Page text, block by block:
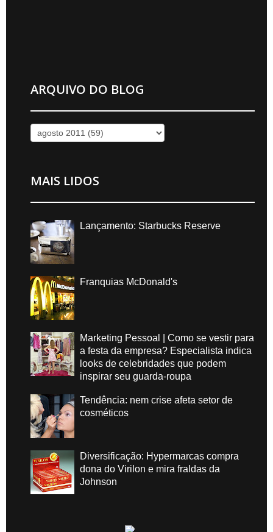
ARQUIVO DO BLOG
MAIS LIDOS
Lançamento: Starbucks Reserve
Franquias McDonald's
Marketing Pessoal | Como se vestir para
a festa da empresa? Especialista indica
looks de celebridades que podem
inspirar seu guarda-roupa
Tendência: nem crise afeta setor de
cosméticos
Diversificação: Hypermarcas compra
dona do Virilon e mira fraldas da
Johnson